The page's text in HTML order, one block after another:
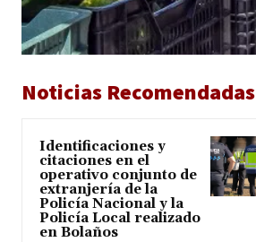
Noticias Recomendadas
Identificaciones y
citaciones en el
operativo conjunto de
extranjería de la
Policía Nacional y la
Policía Local realizado
en Bolaños